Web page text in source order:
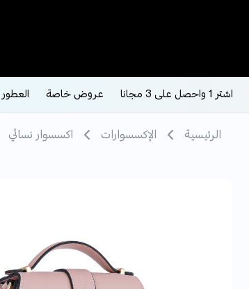
اشتر 1 واحصل على 3 مجانا عروض خاصة العطور
الرئيسية الإكسسوارات اكسسوار نسائي